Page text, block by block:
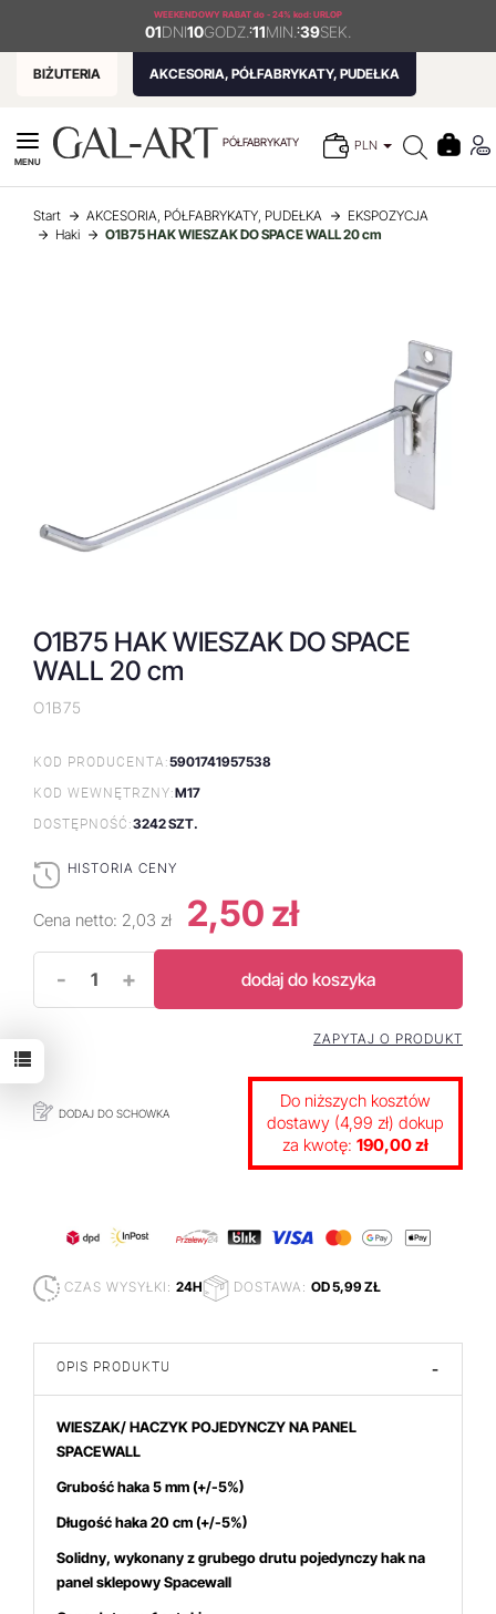
WEEKENDOWY RABAT do - 24% kod: URLOP
01DNI10GODZ. :11MIN. :39SEK.
BIŻUTERIA AKCESORIA, PÓŁFABRYKATY, PUDEŁKA
PÓŁFABRYKATY PLN
MENU
Start AKCESORIA, PÓŁFABRYKATY, PUDEŁKA
EKSPOZYCJA
Haki
O1B75 HAK WIESZAK DO SPACE WALL 20 cm
O1B75 HAK WIESZAK DO SPACE
WALL 20 cm
O1B75
KOD PRODUCENTA:5901741957538
KOD WEWNĘTRZNY:M17
DOSTĘPNOŚĆ:3242 SZT.
HISTORIA CENY
Cena netto: 2,03 zł 2,50 zł
- + dodaj do koszyka
DODAJ DO SCHOWKA
ZAPYTAJ O PRODUKT
Do niższych kosztów
dostawy (4,99 zł) dokup
za kwotę: 190,00 zł
CZAS WYSYŁKI: 24H DOSTAWA: OD 5,99 ZŁ
OPIS PRODUKTU -
WIESZAK/ HACZYK POJEDYNCZY NA PANEL
SPACEWALL
Grubość haka5 mm (+/-5%)
Długość haka 20 cm(+/-5%)
Solidny, wykonany z grubego drutu pojedynczy hak na
panel sklepowy Spacewall
7 dniach produktem interesuje się